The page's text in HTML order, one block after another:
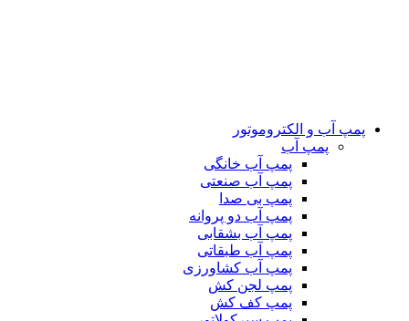
پمپ آب و الکتروموتور
پمپ آب
پمپ آب خانگی
پمپ آب صنعتی
پمپ بی صدا
پمپ آب دو پروانه
پمپ آب بشقابی
پمپ آب طبقاتی
پمپ آب کشاورزی
پمپ لجن کش
پمپ کف کش